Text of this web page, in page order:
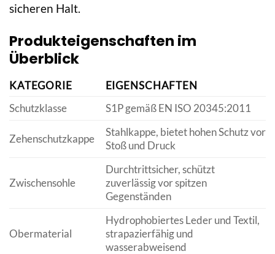
sicheren Halt.
Produkteigenschaften im
Überblick
KATEGORIE
EIGENSCHAFTEN
Schutzklasse
S1P gemäß EN ISO 20345:2011
Zehenschutzkappe
Stahlkappe, bietet hohen Schutz vor
Stoß und Druck
Zwischensohle
Durchtrittsicher, schützt
zuverlässig vor spitzen
Gegenständen
Obermaterial
Hydrophobiertes Leder und Textil,
strapazierfähig und
wasserabweisend